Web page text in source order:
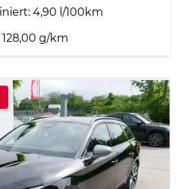
4,90 l/100km
128,00 g/km